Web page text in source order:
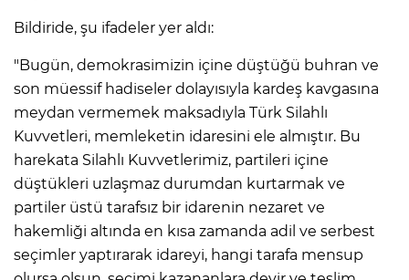
Bildiride, şu ifadeler yer aldı:
"Bugün, demokrasimizin içine düştüğü buhran ve
son müessif hadiseler dolayısıyla kardeş kavgasına
meydan vermemek maksadıyla Türk Silahlı
Kuvvetleri, memleketin idaresini ele almıştır. Bu
harekata Silahlı Kuvvetlerimiz, partileri içine
düştükleri uzlaşmaz durumdan kurtarmak ve
partiler üstü tarafsız bir idarenin nezaret ve
hakemliği altında en kısa zamanda adil ve serbest
seçimler yaptırarak idareyi, hangi tarafa mensup